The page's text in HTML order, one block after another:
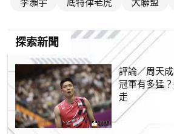
探索新聞
評論／周天
冠軍有多猛
走